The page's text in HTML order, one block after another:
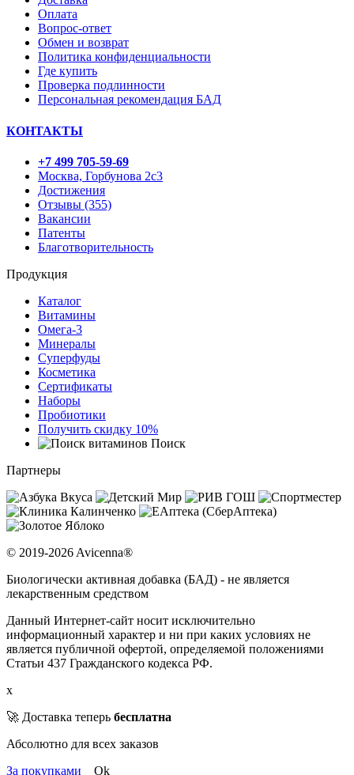
Оплата
Вопрос-ответ
Обмен и возврат
Политика конфиденциальности
Где купить
Проверка подлинности
Персональная рекомендация БАД
КОНТАКТЫ
+7 499 705-59-69
Москва, Горбунова 2с3
Достижения
Отзывы (355)
Вакансии
Патенты
Благотворительность
Продукция
Каталог
Витамины
Омега-3
Минералы
Суперфуды
Косметика
Сертификаты
Наборы
Пробиотики
Получить скидку 10%
Поиск
Партнеры
© 2019-2026 Avicenna®
Биологически активная добавка (БАД) - не является
лекарственным средством
Данный Интернет-сайт носит исключительно
информационный характер и ни при каких условиях не
является публичной офертой, определяемой положениями
Статьи 437 Гражданского кодекса РФ.
x
🚀 Доставка теперь бесплатна
Абсолютно для всех заказов
За покупками
Ok